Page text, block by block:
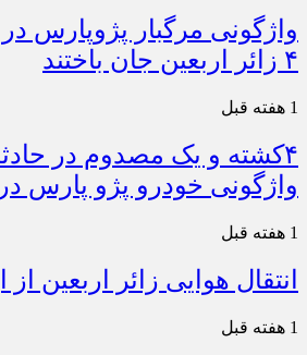
واژگونی مرگبار پژوپارس
۴ زائر اربعین جان باختند
1 هفته قبل
۴کشته و یک مصدوم در
واژگونی خودرو پژو پارس
1 هفته قبل
انتقال هوایی زائر اربعین از
1 هفته قبل